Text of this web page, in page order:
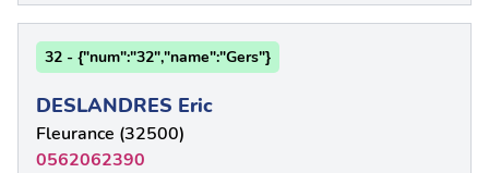
32 - {"num":"32","name":"Gers"}
DESLANDRES Eric
Fleurance (32500)
0562062390